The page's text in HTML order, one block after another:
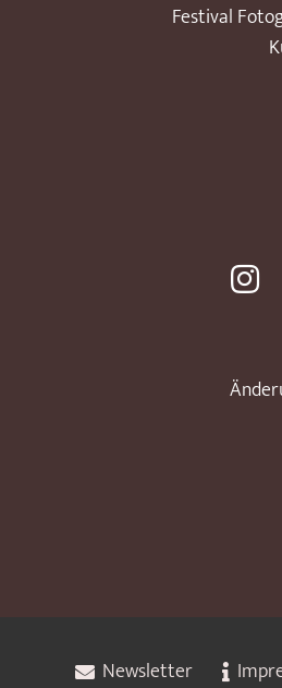
Festival
Newsletter